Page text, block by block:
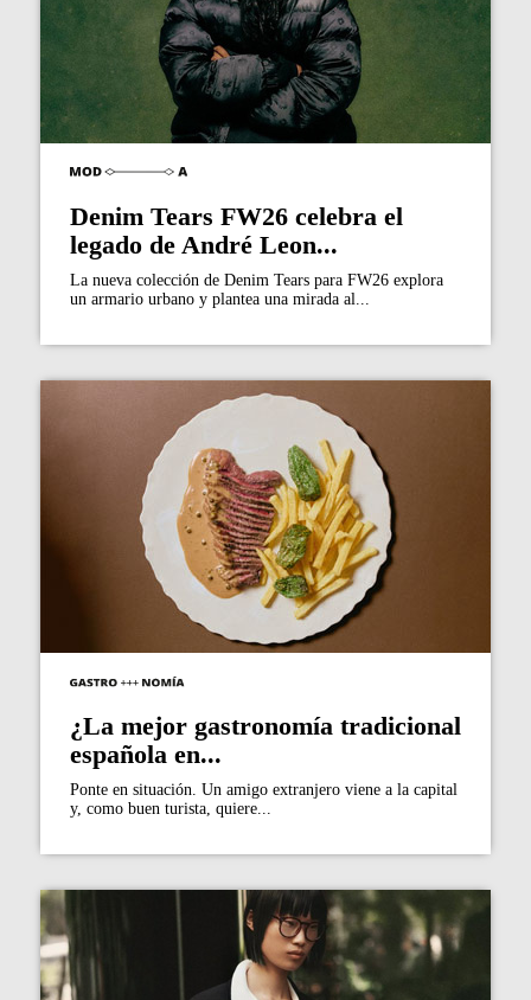
Denim Tears FW26 celebra el
legado de André Leon...
La nueva colección de Denim Tears para FW26 explora
un armario urbano y plantea una mirada al...
¿La mejor gastronomía tradicional
española en...
Ponte en situación. Un amigo extranjero viene a la capital
y, como buen turista, quiere...